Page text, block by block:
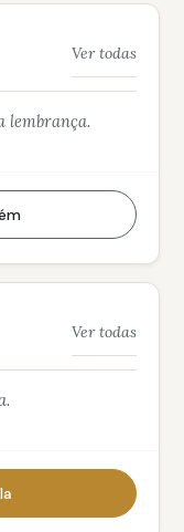
Ver todas
lembrança.
Ver todas